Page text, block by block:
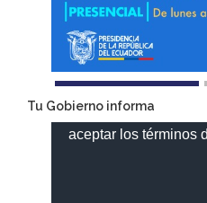
Tu Gobierno informa